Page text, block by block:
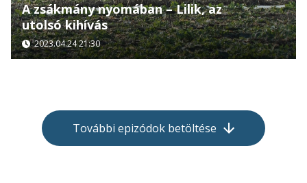
A zsákmány nyomában – Lilik, az
utolsó kihívás
2023.04.24 21:30
További epizódok betöltése